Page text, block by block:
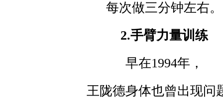
每次做三分钟左右。
2.手臂力量训练
早在1994年，
王陇德身体也曾出现问